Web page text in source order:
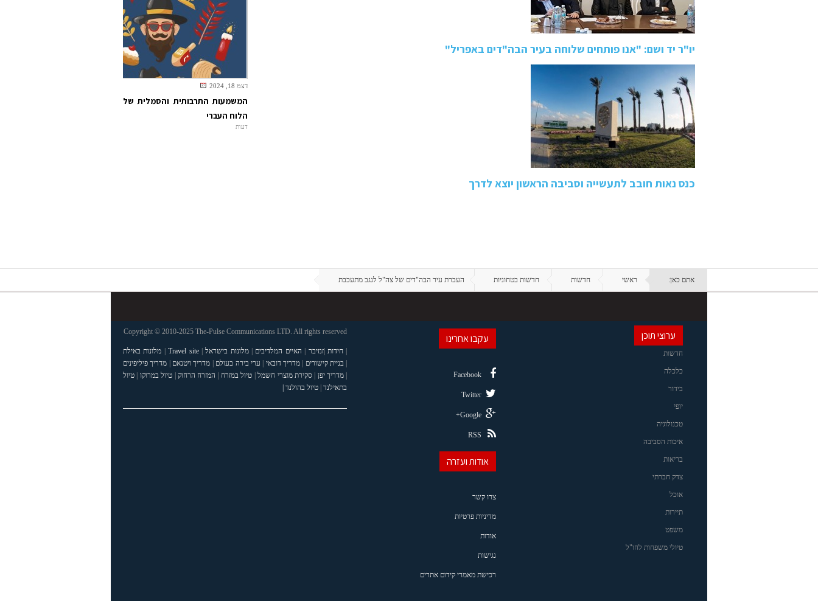
יו"ר יד ושם: "אנו פותחים שלוחה בעיר הבה"דים באפריל"
כנס נאות חובב לתעשייה וסביבה הראשון יוצא לדרך
דצמ 18, 2024
המשמעות התרבותית והסמלית של
הלוח העברי
דעות
אתם כאן: ראשי חדשות חדשות בטחוניות העברת עיר הבה"דים של צה"ל לנגב מתעכבת
ערוצי תוכן
חדשות
כלכלה
בידור
יופי
טכנולוגיה
איכות הסביבה
בריאות
צדק חברתי
אוכל
תיירות
משפט
טיולי משפחות לחו"ל
עקבו אחרינו
Facebook
Twitter
Google+
RSS
אודות ועזרה
צרו קשר
מדיניות פרטיות
אודות
נגישות
רכישת מאמרי קידום אתרים
Copyright © 2010-2025 The-Pulse Communications LTD. All rights reserved
| חידות |זנזיבר | האיים המלדיבים |מלונות בישראל|
Travel site
| מלונות באילת
| בניית קישורים |מדריך דובאי | ערי בירה בעולם | מדריך ויטנאם | מדריך פיליפינים
| מדריך יפן |סקירת מוצרי חשמל| טיול במזרח | המזרח הרחוק | טיול במרוקו | טיול
בתאילנד| טיול בהולנד |